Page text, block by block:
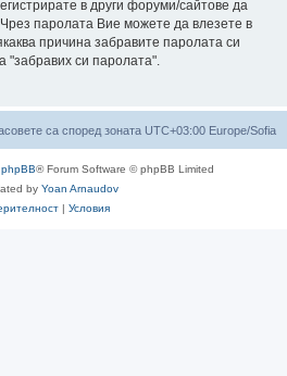
в други форуми/сайтове да
паролата Вие можете да влезете в
причина забравите паролата си
"забравих си паролата".
са според зоната UTC+03:00 Europe/Sofia
phpBB® Forum Software © phpBB Limited
by Yoan Arnaudov
| Условия